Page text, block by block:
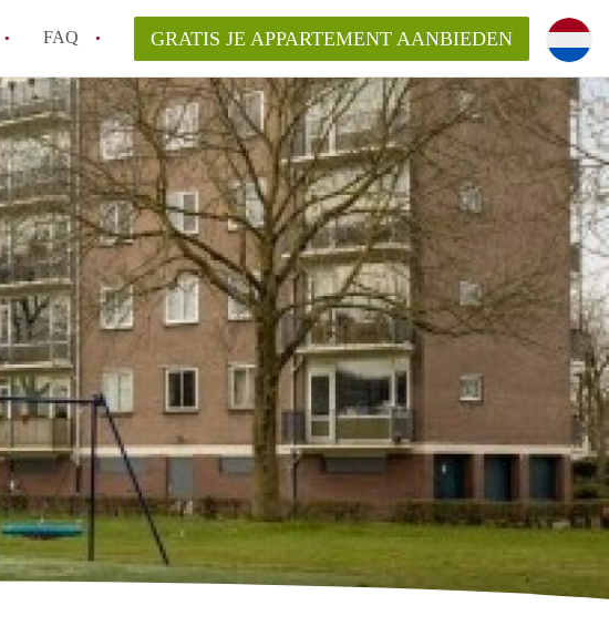
FAQ
op een Appartement in Den Bosch?
van AppartementDenBosch?
GRATIS JE APPARTEMENT AANBIEDEN